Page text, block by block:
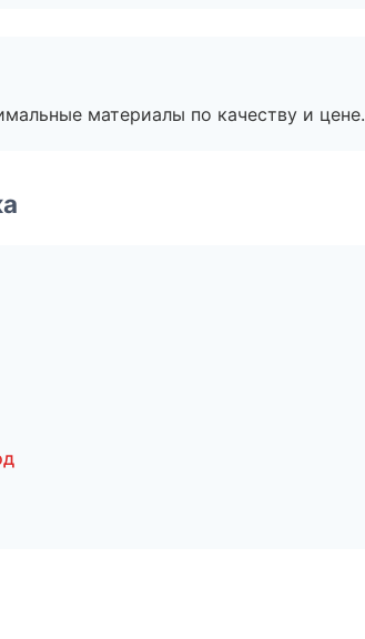
материалы по качеству и цене.